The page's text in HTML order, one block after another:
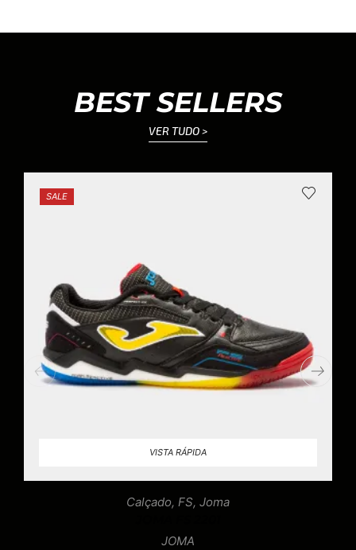
BEST SELLERS
VER TUDO >
SALE
VISTA RÁPIDA
Calçado, FS, Joma
JOMA